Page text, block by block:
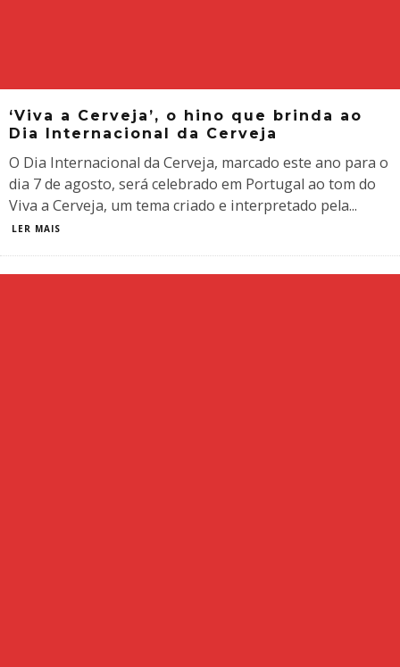
‘Viva a Cerveja’, o hino que brinda ao
Dia Internacional da Cerveja
O Dia Internacional da Cerveja, marcado este ano para o
dia 7 de agosto, será celebrado em Portugal ao tom do
Viva a Cerveja, um tema criado e interpretado pela...
LER MAIS